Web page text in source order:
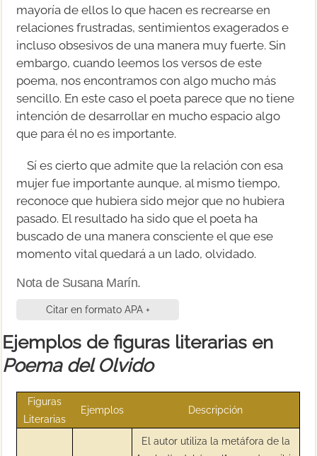
mayoría de ellos lo que hacen es recrearse en
relaciones frustradas, sentimientos exagerados e
incluso obsesivos de una manera muy fuerte. Sin
embargo, cuando leemos los versos de este
poema, nos encontramos con algo mucho más
sencillo. En este caso el poeta parece que no tiene
intención de desarrollar en mucho espacio algo
que para él no es importante.
Sí es cierto que admite que la relación con esa
mujer fue importante aunque, al mismo tiempo,
reconoce que hubiera sido mejor que no hubiera
pasado. El resultado ha sido que el poeta ha
buscado de una manera consciente el que ese
momento vital quedará a un lado, olvidado.
Nota de Susana Marín.
Citar en formato APA +
Ejemplos de figuras literarias en
Poema del Olvido
Figuras
Literarias
Ejemplos Descripción
El autor utiliza la metáfora de la